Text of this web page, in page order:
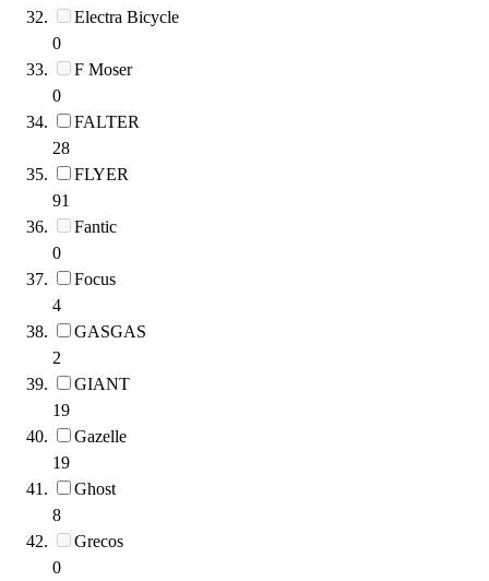
Electra Bicycle
0
F Moser
0
FALTER
28
FLYER
91
Fantic
0
Focus
4
GASGAS
2
GIANT
19
Gazelle
19
Ghost
8
Grecos
0